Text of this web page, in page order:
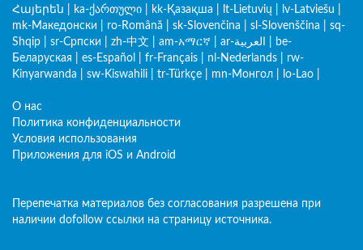
Հայերեն
ka-ქართული kk-Қазақша lt-Lietuvių lv-Latviešu
mk-Македонски
ro-Română sk-Slovenčina sl-Slovenščina
sq-
Shqip
sr-Српски zh-中文 am-አማርኛ ar-العربية
be-
Беларуская
es-Español fr-Français nl-Nederlands
rw-
Kinyarwanda
sw-Kiswahili tr-Türkçe mn-Монгол lo-Lao
О нас
Политика конфиденциальности
Условия использования
Приложения для iOS и Android
Перепечатка материалов без согласования разрешена при
наличии dofollow ссылки на страницу источника.